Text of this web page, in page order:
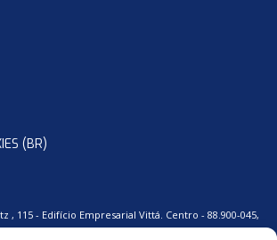
(BR)
, 115 - Edifício Empresarial Vittá. Centro - 88.900-045,